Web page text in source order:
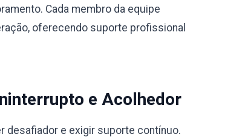
Cada membro da equipe
oferecendo suporte profissional
e Acolhedor
desafiador e exigir suporte contínuo.